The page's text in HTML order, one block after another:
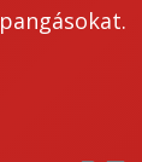
pangásokat.